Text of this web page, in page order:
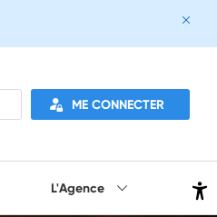
ME CONNECTER
L'Agence